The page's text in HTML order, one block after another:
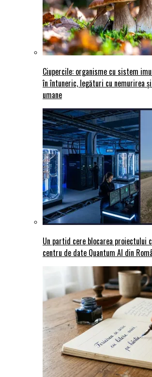
Ciupercile: organisme cu sistem
în întuneric, legături cu nemurirea
umane
Un partid cere blocarea proiectului
centru de date Quantum AI din